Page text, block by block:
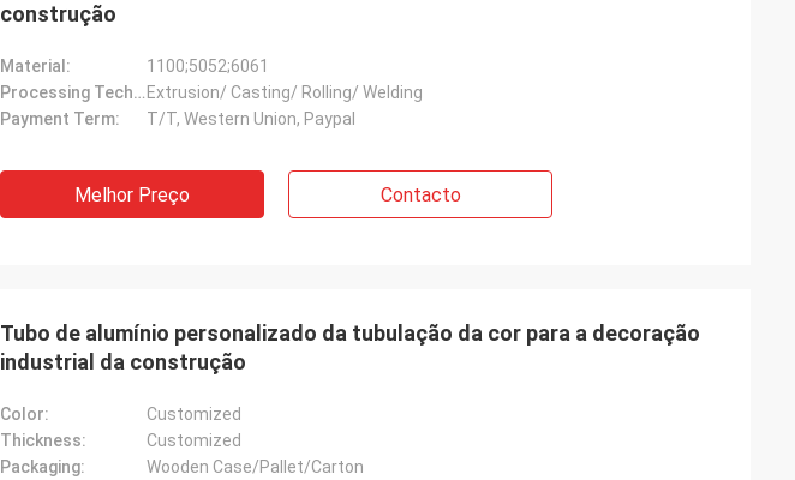
construção
Material:
1100;5052;6061
Processing Technology: Extrusion/ Casting/ Rolling/ Welding
Payment Term:
T/T, Western Union, Paypal
Melhor Preço Contacto
Tubo de alumínio personalizado da tubulação da cor para a decoração
industrial da construção
Color:
Customized
Thickness:
Customized
Packaging:
Wooden Case/Pallet/Carton